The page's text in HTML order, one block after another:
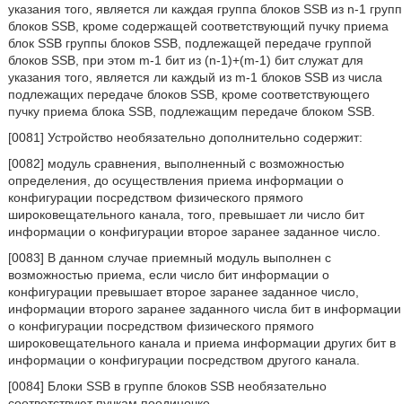
указания того, является ли каждая группа блоков SSB из n-1 групп
блоков SSB, кроме содержащей соответствующий пучку приема
блок SSB группы блоков SSB, подлежащей передаче группой
блоков SSB, при этом m-1 бит из (n-1)+(m-1) бит служат для
указания того, является ли каждый из m-1 блоков SSB из числа
подлежащих передаче блоков SSB, кроме соответствующего
пучку приема блока SSB, подлежащим передаче блоком SSB.
[0081] Устройство необязательно дополнительно содержит:
[0082] модуль сравнения, выполненный с возможностью
определения, до осуществления приема информации о
конфигурации посредством физического прямого
широковещательного канала, того, превышает ли число бит
информации о конфигурации второе заранее заданное число.
[0083] В данном случае приемный модуль выполнен с
возможностью приема, если число бит информации о
конфигурации превышает второе заранее заданное число,
информации второго заранее заданного числа бит в информации
о конфигурации посредством физического прямого
широковещательного канала и приема информации других бит в
информации о конфигурации посредством другого канала.
[0084] Блоки SSB в группе блоков SSB необязательно